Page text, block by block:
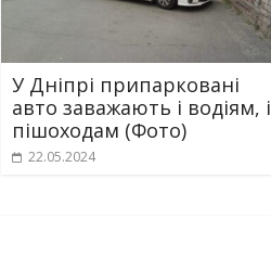
У Дніпрі припарковані
авто заважають і водіям, і
пішоходам (Фото)
22.05.2024